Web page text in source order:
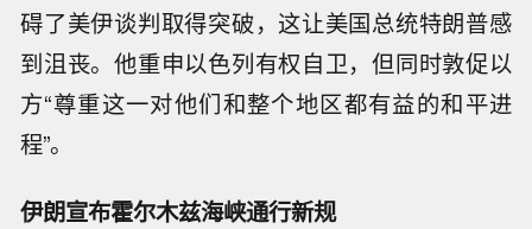
碍了美伊谈判取得突破，这让美国总统特朗普感
到沮丧。他重申以色列有权自卫，但同时敦促以
方“尊重这一对他们和整个地区都有益的和平进
程”。
伊朗宣布霍尔木兹海峡通行新规